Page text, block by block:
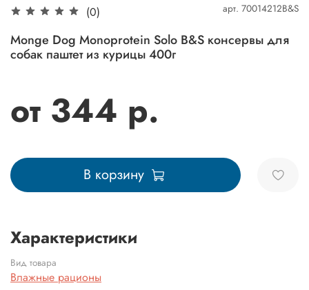
(0) арт. 70014212B&S
Monge Dog Monoprotein Solo B&S консервы для
собак паштет из курицы 400г
от 344 р.
В корзину
Характеристики
Вид товара
Влажные рационы